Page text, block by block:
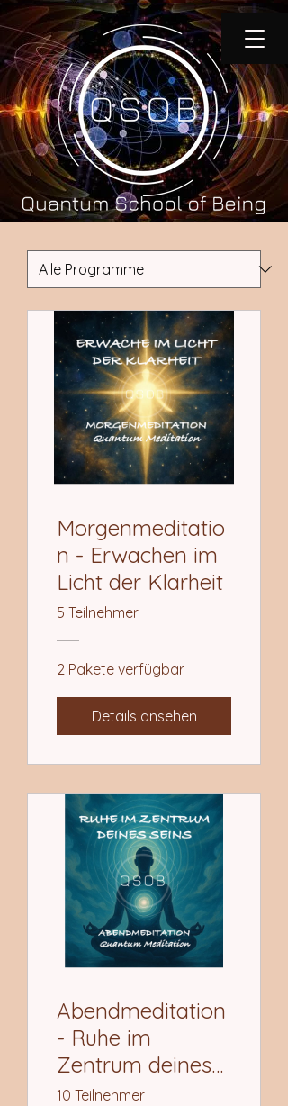
Morgenmeditatio
n - Erwachen im
Licht der Klarheit
5 Teilnehmer
2 Pakete verfügbar
Details ansehen
Abendmeditation
- Ruhe im
Zentrum deines
Seins
10 Teilnehmer